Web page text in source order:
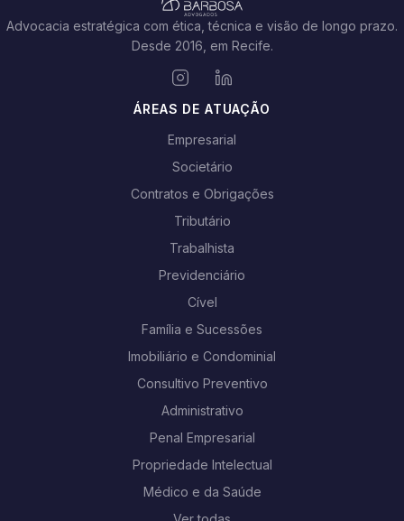
Advocacia estratégica com ética, técnica e visão de longo prazo.
Desde 2016, em Recife.
ÁREAS DE ATUAÇÃO
Empresarial
Societário
Contratos e Obrigações
Tributário
Trabalhista
Previdenciário
Cível
Família e Sucessões
Imobiliário e Condominial
Consultivo Preventivo
Administrativo
Penal Empresarial
Propriedade Intelectual
Médico e da Saúde